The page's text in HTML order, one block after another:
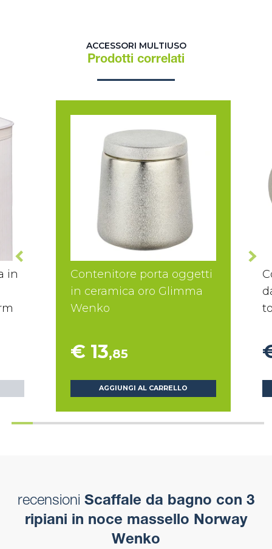
ACCESSORI MULTIUSO
Prodotti correlati
in
Contenitore porta oggetti
in ceramica oro Glimma
Wenko
€ 13,85
AGGIUNGI AL CARRELLO
recensioni Scaffale da bagno con 3
ripiani in noce massello Norway
Wenko